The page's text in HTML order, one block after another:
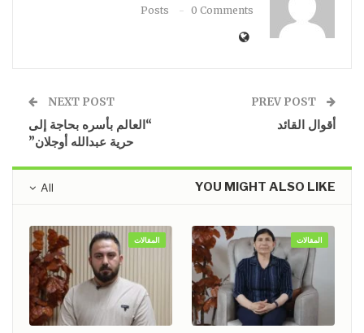
Posts
0 Comments
أقوال القائد
NEXT POST
“العالم بأسره بحاجة إلى
حرية عبدالله أوجلان”
All YOU MIGHT ALSO LIKE
المقالات المقالات